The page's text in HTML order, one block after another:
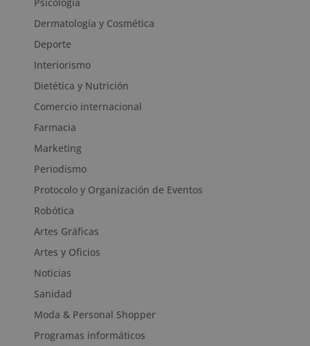
Dermatología y Cosmética
Deporte
Interiorismo
Dietética y Nutrición
Comercio internacional
Farmacia
Marketing
Periodismo
Protocolo y Organización de Eventos
Robótica
Artes Gráficas
Artes y Oficios
Noticias
Sanidad
Moda & Personal Shopper
Programas informáticos